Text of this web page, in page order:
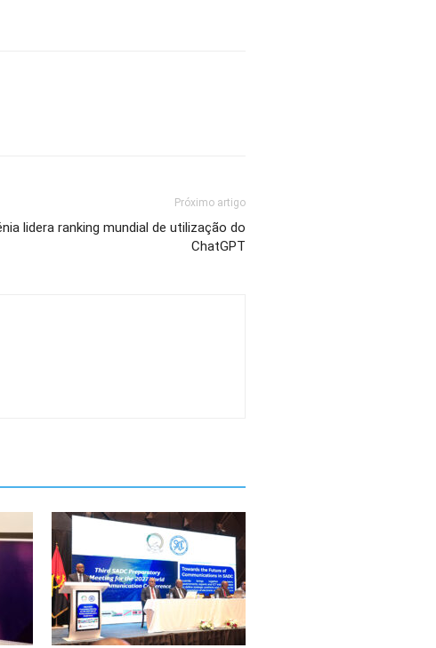
Próximo artigo
lidera ranking mundial de utilização do
ChatGPT